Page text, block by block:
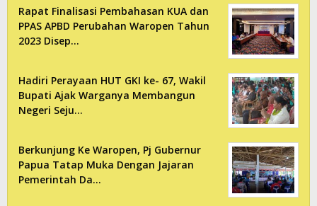
Rapat Finalisasi Pembahasan KUA dan
PPAS APBD Perubahan Waropen Tahun
2023 Disep…
Hadiri Perayaan HUT GKI ke- 67, Wakil
Bupati Ajak Warganya Membangun
Negeri Seju…
Berkunjung Ke Waropen, Pj Gubernur
Papua Tatap Muka Dengan Jajaran
Pemerintah Da…